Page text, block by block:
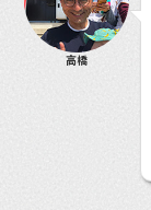
高橋